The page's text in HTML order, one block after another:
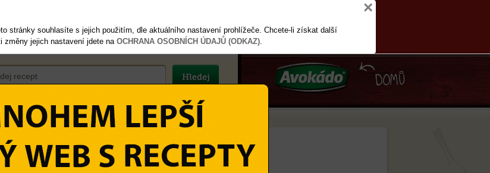
×
stránky souhlasíte s jejich použitím, dle aktuálního nastavení prohlížeče. Chcete-li získat další
změny jejich nastavení jdete naOCHRANA OSOBNÍCH ÚDAJŮ (ODKAZ).